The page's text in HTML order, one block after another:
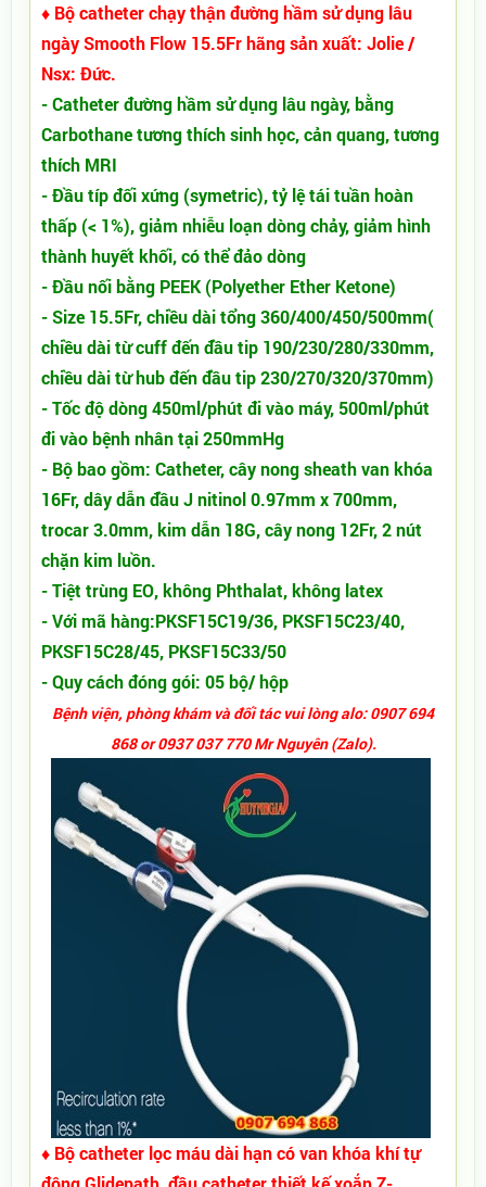
♦ Bộ catheter chạy thận đường hầm sử dụng lâu
ngày Smooth Flow 15.5Fr hãng sản xuất: Jolie /
Nsx: Đức.
- Catheter đường hầm sử dụng lâu ngày, bằng
Carbothane tương thích sinh học, cản quang, tương
thích MRI
- Đầu típ đối xứng (symetric), tỷ lệ tái tuần hoàn
thấp (< 1%), giảm nhiễu loạn dòng chảy, giảm hình
thành huyết khối, có thể đảo dòng
- Đầu nối bằng PEEK (Polyether Ether Ketone)
- Size 15.5Fr, chiều dài tổng 360/400/450/500mm(
chiều dài từ cuff đến đầu tip 190/230/280/330mm,
chiều dài từ hub đến đầu tip 230/270/320/370mm)
- Tốc độ dòng 450ml/phút đi vào máy, 500ml/phút
đi vào bệnh nhân tại 250mmHg
- Bộ bao gồm: Catheter, cây nong sheath van khóa
16Fr, dây dẫn đầu J nitinol 0.97mm x 700mm,
trocar 3.0mm, kim dẫn 18G, cây nong 12Fr, 2 nút
chặn kim luồn.
- Tiệt trùng EO, không Phthalat, không latex
- Với mã hàng:PKSF15C19/36, PKSF15C23/40,
PKSF15C28/45, PKSF15C33/50
- Quy cách đóng gói: 05 bộ/ hộp
Bệnh viện, phòng khám và đối tác vui lòng alo: 0907 694
868 or 0937 037 770 Mr Nguyên (Zalo).
♦ Bộ catheter lọc máu dài hạn có van khóa khí tự